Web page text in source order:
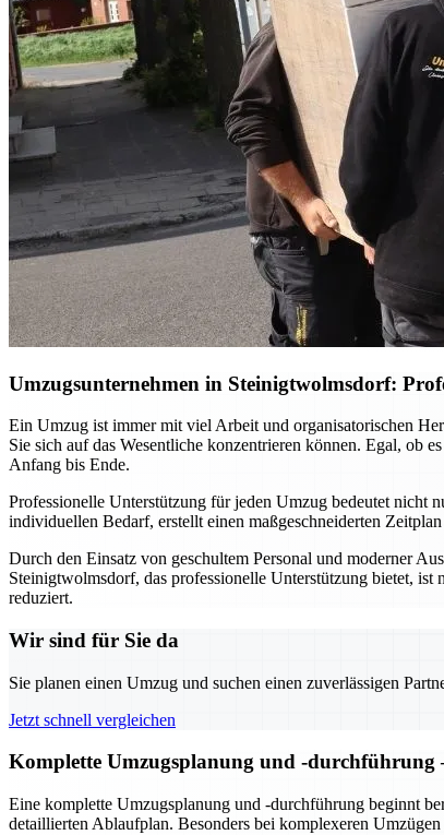
Umzugsunternehmen in Steinigtwolmsdorf:
Ein Umzug ist immer mit viel Arbeit und organisatorischen
Sie sich auf das Wesentliche konzentrieren können. Egal, ob
Anfang bis Ende.
Professionelle Unterstützung für jeden Umzug bedeutet nicht
individuellen Bedarf, erstellt einen maßgeschneiderten
Durch den Einsatz von geschultem Personal und moderner
Steinigtwolmsdorf, das professionelle Unterstützung bietet, ist
reduziert.
Wir sind für Sie da
Sie planen einen Umzug und suchen einen zuverlässigen
Jetzt schnell vergleichen
Komplette Umzugsplanung und -durchführung
Eine komplette Umzugsplanung und -durchführung beginnt
detaillierten Ablaufplan. Besonders bei komplexeren